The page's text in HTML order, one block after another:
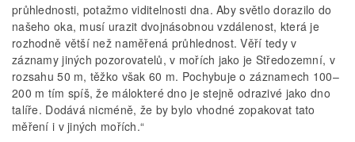
průhlednosti, potažmo viditelnosti dna. Aby světlo dorazilo do
našeho oka, musí urazit dvojnásobnou vzdálenost, která je
rozhodně větší než naměřená průhlednost. Věří tedy v
záznamy jiných pozorovatelů, v mořích jako je Středozemní, v
rozsahu 50 m, těžko však 60 m. Pochybuje o záznamech 100–
200 m tím spíš, že málokteré dno je stejně odrazivé jako dno
talíře. Dodává nicméně, že by bylo vhodné zopakovat tato
měření i v jiných mořích.“